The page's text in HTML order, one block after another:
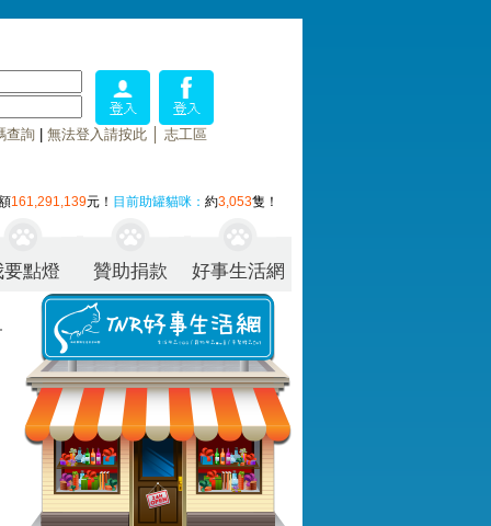
查詢| 無法登入請按此│ 志工區
161,291,139元！ 目前助罐貓咪： 約3,053隻！
要點燈 贊助捐款 好事生活網